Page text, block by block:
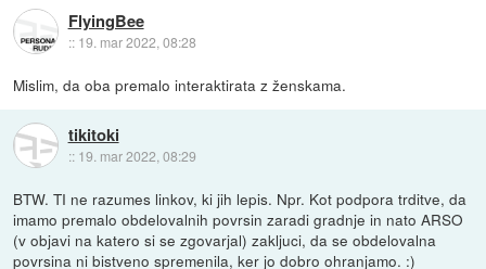
FlyingBee
:: 19. mar 2022, 08:28
Mislim, da oba premalo interaktirata z ženskama.
tikitoki
:: 19. mar 2022, 08:29
BTW. TI ne razumes linkov, ki jih lepis. Npr. Kot podpora trditve, da
imamo premalo obdelovalnih povrsin zaradi gradnje in nato ARSO
(v objavi na katero si se zgovarjal) zakljuci, da se obdelovalna
povrsina ni bistveno spremenila, ker jo dobro ohranjamo. :)